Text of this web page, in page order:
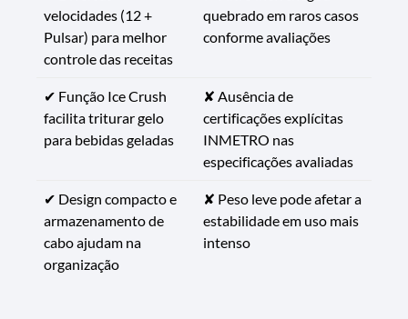
velocidades (12 +
Pulsar) para melhor
controle das receitas
quebrado em raros casos
conforme avaliações
✔ Função Ice Crush
facilita triturar gelo
para bebidas geladas
✘ Ausência de
certificações explícitas
INMETRO nas
especificações avaliadas
✔ Design compacto e
armazenamento de
cabo ajudam na
organização
✘ Peso leve pode afetar a
estabilidade em uso mais
intenso